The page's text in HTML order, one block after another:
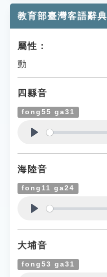
教育部臺灣客語辭典
屬性：
動
四縣音
fong55 ga31
海陸音
fong11 ga24
大埔音
fong53 ga31